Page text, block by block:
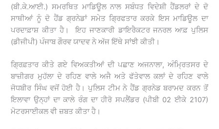
(ਬੀ.ਕੇ.ਆਈ.) ਸਮਰਥਿਤ ਮਾਡਿਊਲ ਨਾਲ ਸਬੰਧਤ ਵਿਦੇਸ਼ੀ ਹੈਂਡਲਰਾਂ ਦੇ ਦੋ
ਸਾਥੀਆਂ ਨੂੰ ਦੋ ਹੈਂਡ ਗ੍ਰਨੇਡਾਂ ਸਮੇਤ ਗ੍ਰਿਫਤਾਰ ਕਰਕੇ ਇਸ ਮਾਡਿਊਲ ਦਾ
ਪਰਦਾਫ਼ਾਸ਼ ਕੀਤਾ ਹੈ। ਇਹ ਜਾਣਕਾਰੀ ਡਾਇਰੈਕਟਰ ਜਨਰਲ ਆਫ਼ ਪੁਲਿਸ
(ਡੀਜੀਪੀ) ਪੰਜਾਬ ਗੌਰਵ ਯਾਦਵ ਨੇ ਅੱਜ ਇੱਥੇ ਸਾਂਝੀ ਕੀਤੀ।
ਗ੍ਰਿਫ਼ਤਾਰ ਕੀਤੇ ਗਏ ਵਿਅਕਤੀਆਂ ਦੀ ਪਛਾਣ ਅਜਨਾਲਾ, ਅੰਮ੍ਰਿਤਸਰ ਦੇ
ਬਾਜ਼ੀਗਰ ਮੁਹੱਲਾ ਦੇ ਰਹਿਣ ਵਾਲੇ ਅਜੈ ਅਤੇ ਫੱਤੇਵਾਲ ਕਲਾਂ ਦੇ ਰਹਿਣ ਵਾਲੇ
ਜੋਧਬੀਰ ਸਿੰਘ ਵਜੋਂ ਹੋਈ ਹੈ। ਪੁਲਿਸ ਟੀਮ ਨੇ ਹੈਂਡ ਗ੍ਰਨੇਡ ਬਰਾਮਦ ਕਰਨ ਤੋਂ
ਇਲਾਵਾ ਉਨ੍ਹਾਂ ਦਾ ਕਾਲੇ ਰੰਗ ਦਾ ਹੀਰੋ ਸਪਲੈਂਡਰ (ਪੀਬੀ 02 ਈਕੇ 2107)
ਮੋਟਰਸਾਈਕਲ ਵੀ ਜ਼ਬਤ ਕੀਤਾ ਹੈ।